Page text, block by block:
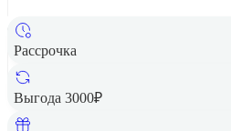
Рассрочка
Выгода 3000₽
Apple iPhone 14 Pro Max